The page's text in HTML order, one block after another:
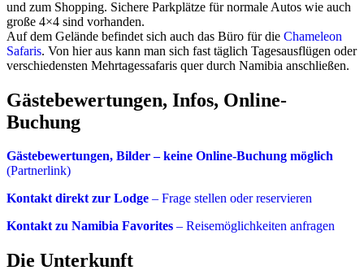
und zum Shopping. Sichere Parkplätze für normale Autos wie auch
große 4×4 sind vorhanden.
Auf dem Gelände befindet sich auch das Büro für die Chameleon
Safaris. Von hier aus kann man sich fast täglich Tagesausflügen oder
verschiedensten Mehrtagessafaris quer durch Namibia anschließen.
Gästebewertungen, Infos, Online-
Buchung
Gästebewertungen, Bilder – keine Online-Buchung möglich
(Partnerlink)
Kontakt direkt zur Lodge – Frage stellen oder reservieren
Kontakt zu Namibia Favorites – Reisemöglichkeiten anfragen
Die Unterkunft